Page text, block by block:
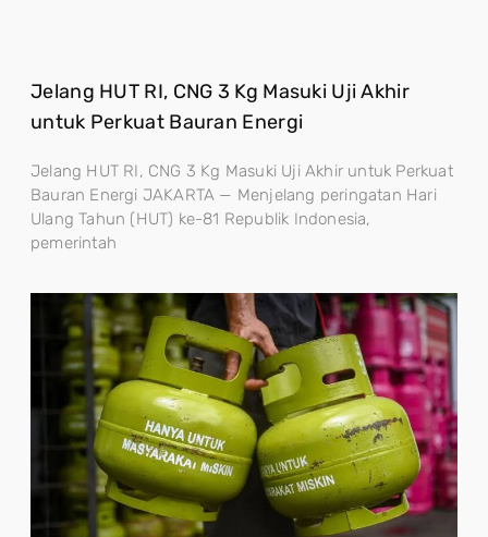
Jelang HUT RI, CNG 3 Kg Masuki Uji Akhir
untuk Perkuat Bauran Energi
Jelang HUT RI, CNG 3 Kg Masuki Uji Akhir untuk Perkuat
Bauran Energi JAKARTA — Menjelang peringatan Hari
Ulang Tahun (HUT) ke-81 Republik Indonesia,
pemerintah